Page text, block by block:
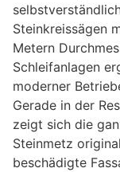
Steinkreissägen
Metern
Schleifanlagen
moderner
Gerade in der
zeigt sich die
Steinmetz
beschädigte